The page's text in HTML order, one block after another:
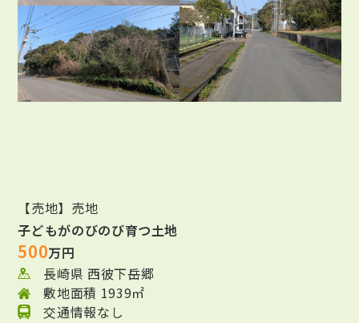
【売地】売地
子どもがのびのび育つ土地
500万円
長崎県 西彼下岳郷
敷地面積 1939㎡
交通情報なし